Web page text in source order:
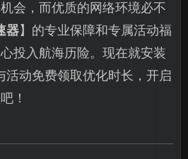
会，而优质的网络环境必不
器】的专业保障和专属活动福
投入航海历险。现在就安装
活动免费领取优化时长，开启
！